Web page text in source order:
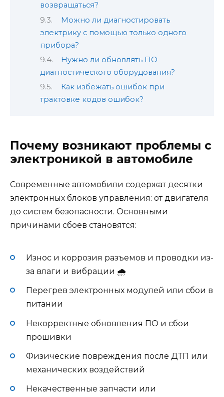
возвращаться?
Можно ли диагностировать
электрику с помощью только одного
прибора?
Нужно ли обновлять ПО
диагностического оборудования?
Как избежать ошибок при
трактовке кодов ошибок?
Почему возникают проблемы с
электроникой в автомобиле
Современные автомобили содержат десятки
электронных блоков управления: от двигателя
до систем безопасности. Основными
причинами сбоев становятся:
Износ и коррозия разъемов и проводки из-
за влаги и вибрации 🌧️
Перегрев электронных модулей или сбои в
питании
Некорректные обновления ПО и сбои
прошивки
Физические повреждения после ДТП или
механических воздействий
Некачественные запчасти или